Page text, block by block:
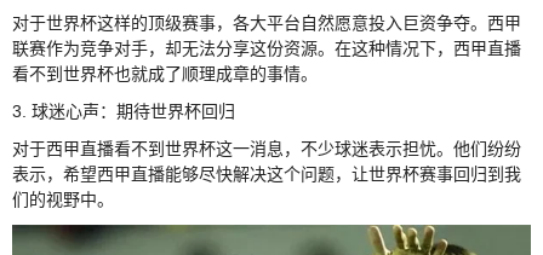
对于世界杯这样的顶级赛事，各大平台自然愿意投入巨资争夺。西甲
联赛作为竞争对手，却无法分享这份资源。在这种情况下，西甲直播
看不到世界杯也就成了顺理成章的事情。
3. 球迷心声：期待世界杯回归
对于西甲直播看不到世界杯这一消息，不少球迷表示担忧。他们纷纷
表示，希望西甲直播能够尽快解决这个问题，让世界杯赛事回归到我
们的视野中。